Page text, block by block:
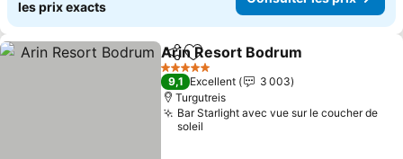
les prix exacts
PartagerAjouter à mes favoris
Arin Resort Bodrum
5 Étoiles
9,1 Excellent
3 003
Turgutreis
Bar Starlight avec vue sur le coucher de
soleil